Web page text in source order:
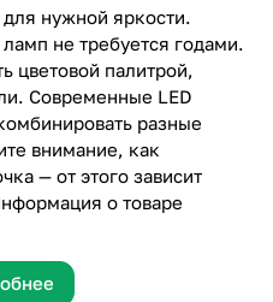
для нужной яркости.
не требуется годами.
цветовой палитрой,
Современные LED
разные
внимание, как
— от этого зависит
о товаре